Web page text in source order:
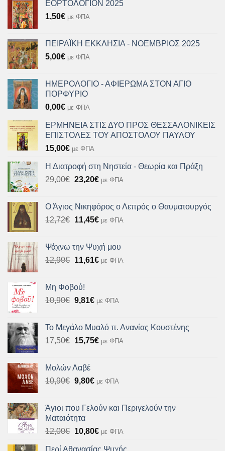
ΕΟΡΤΟΛΟΓΙΟΝ 2025
1,50€ με ΦΠΑ
ΠΕΙΡΑΪΚΗ ΕΚΚΛΗΣΙΑ - ΝΟΕΜΒΡΙΟΣ 2025
5,00€ με ΦΠΑ
ΗΜΕΡΟΛΟΓΙΟ - ΑΦΙΕΡΩΜΑ ΣΤΟΝ ΑΓΙΟ
ΠΟΡΦΥΡΙΟ
0,00€ με ΦΠΑ
ΕΡΜΗΝΕΙΑ ΣΤΙΣ ΔΥΟ ΠΡΟΣ ΘΕΣΣΑΛΟΝΙΚΕΙΣ
ΕΠΙΣΤΟΛΕΣ ΤΟΥ ΑΠΟΣΤΟΛΟΥ ΠΑΥΛΟΥ
15,00€ με ΦΠΑ
Η Διατροφή στη Νηστεία - Θεωρία και Πράξη
29,00€ Original
29,00€.
23,20€Η
είναι:
23,20€.
με ΦΠΑ
Ο Άγιος Νικηφόρος ο Λεπρός ο Θαυματουργός
12,72€ Original
12,72€.
11,45€Η
είναι:
11,45€.
με ΦΠΑ
Ψάχνω την Ψυχή μου
12,90€ Original
12,90€.
11,61€Η
11,61€.
με ΦΠΑ
Μη Φοβού!
10,90€ Original
10,90€.
9,81€Η
είναι:
9,81€.
με ΦΠΑ
Το Μεγάλο Μυαλό π. Ανανίας Κουστένης
17,50€ Original
17,50€.
15,75€Η
15,75€.
με ΦΠΑ
Μολών Λαβέ
10,90€ Original
10,90€.
9,80€Η
είναι:
με ΦΠΑ
Άγιοι που Γελούν και Περιγελούν την
Ματαιότητα
12,00€ Original
10,80€Ημε ΦΠΑ
Περί Αθανασίας Ψυχής